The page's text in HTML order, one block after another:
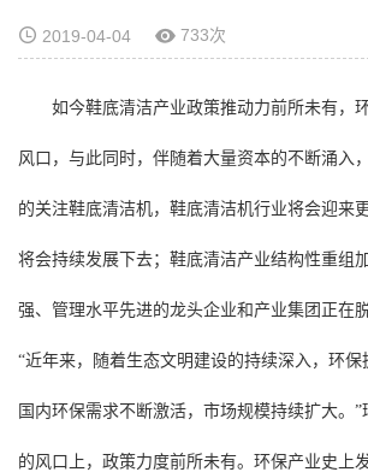
2019-04-04 733次
如今鞋底清洁产业政策推动力前所未有，
风口，与此同时，伴随着大量资本的不断涌入
的关注鞋底清洁机，鞋底清洁机行业将会迎来
将会持续发展下去；鞋底清洁产业结构性重组
强、管理水平先进的龙头企业和产业集团正在
“近年来，随着生态文明建设的持续深入，环保
国内环保需求不断激活，市场规模持续扩大。
的风口上，政策力度前所未有。环保产业史上